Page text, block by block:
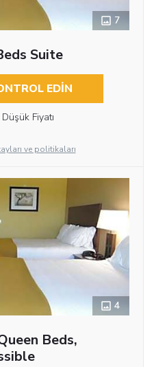
7
Suite
EDIN
Fiyatı
ve politikaları
4
Beds,